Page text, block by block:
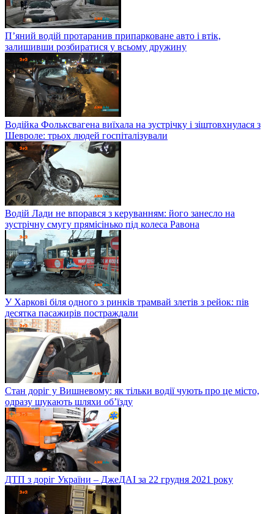
П’яний водій протаранив припарковане авто і втік,
залишивши розбиратися у всьому дружину
Водійка Фольксвагена виїхала на зустрічку і зіштовхнулася з
Шевроле: трьох людей госпіталізували
Водій Лади не впорався з керуванням: його занесло на
зустрічну смугу прямісінько під колеса Равона
У Харкові біля одного з ринків трамвай злетів з рейок: пів
десятка пасажирів постраждали
Стан доріг у Вишневому: як тільки водії чують про це місто,
одразу шукають шляхи об’їзду
ДТП з доріг України – ДжеДАІ за 22 грудня 2021 року